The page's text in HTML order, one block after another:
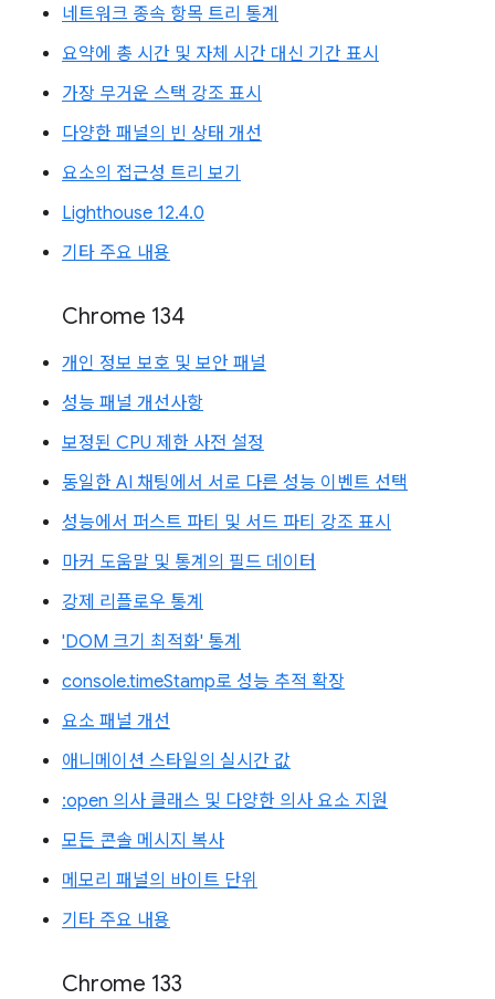
네트워크 종속 항목 트리 통계
요약에 총 시간 및 자체 시간 대신 기간 표시
가장 무거운 스택 강조 표시
다양한 패널의 빈 상태 개선
요소의 접근성 트리 보기
Lighthouse 12.4.0
기타 주요 내용
Chrome 134
개인 정보 보호 및 보안 패널
성능 패널 개선사항
보정된 CPU 제한 사전 설정
동일한 AI 채팅에서 서로 다른 성능 이벤트 선택
성능에서 퍼스트 파티 및 서드 파티 강조 표시
마커 도움말 및 통계의 필드 데이터
강제 리플로우 통계
'DOM 크기 최적화' 통계
console.timeStamp로 성능 추적 확장
요소 패널 개선
애니메이션 스타일의 실시간 값
:open 의사 클래스 및 다양한 의사 요소 지원
모든 콘솔 메시지 복사
메모리 패널의 바이트 단위
기타 주요 내용
Chrome 133